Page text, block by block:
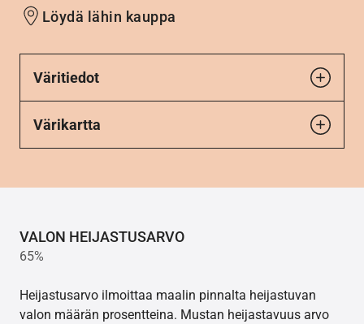
Löydä lähin kauppa
Väritiedot
Värikartta
VALON HEIJASTUSARVO
65%
Heijastusarvo ilmoittaa maalin pinnalta heijastuvan
valon määrän prosentteina. Mustan heijastavuus arvo